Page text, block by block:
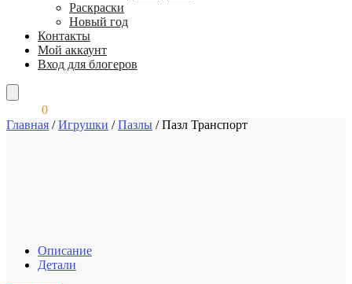
Раскраски
Новый год
Контакты
Мой аккаунт
Вход для блогеров
0
Главная /Игрушки /Пазлы /Пазл Транспорт
Описание
Детали